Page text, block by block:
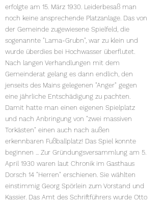
erfolgte am 15. März 1930. Leiderbesaß man
noch keine ansprechende Platzanlage. Das von
der Gemeinde zugewiesene Spielfeld, die
sogenannte "Lama-Grubn", war zu klein und
wurde überdies bei Hochwasser überflutet.
Nach langen Verhandlungen mit dem
Gemeinderat gelang es dann endlich, den
jenseits des Mains gelegenen "Anger" gegen
eine jährliche Entschädigung zu pachten.
Damit hatte man einen eigenen Spielplatz
und nach Anbringung von "zwei massiven
Torkästen" einen auch nach außen
erkennbaren Fußballplatz! Das Spiel konnte
beginnen ... Zur Gründungsversammlung am 5.
April 1930 waren laut Chronik im Gasthaus
Dorsch 14 "Herren" erschienen. Sie wählten
einstimmig Georg Spörlein zum Vorstand und
Kassier. Das Amt des Schriftführers wurde Otto